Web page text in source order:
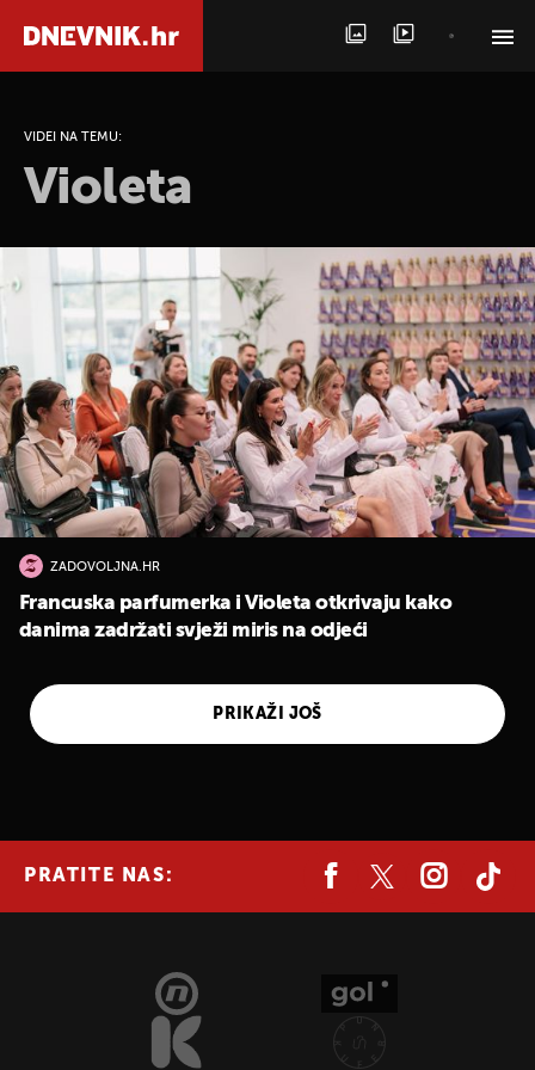
VIDEI NA TEMU:
Violeta
ZADOVOLJNA.HR
Francuska parfumerka i Violeta otkrivaju kako
danima zadržati svježi miris na odjeći
PRIKAŽI JOŠ
PRATITE NAS: